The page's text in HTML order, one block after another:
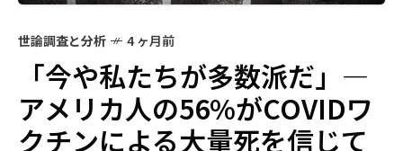
世論調査と分析 4 ヶ月前
「今や私たちが多数派だ」―
アメリカ人の56%がCOVIDワ
クチンによる大量死を信じて